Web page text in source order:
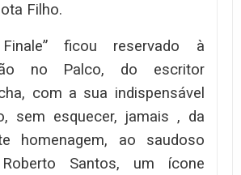
Filho.
ficou reservado à
no Palco, do escritor
com a sua indispensável
sem esquecer, jamais , da
homenagem, ao saudoso
Santos, um ícone